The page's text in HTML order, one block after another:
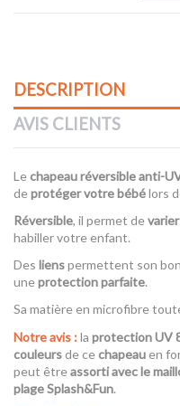
DESCRIPTION
AVIS CLIENTS
Le chapeau réversible anti-
deprotéger votre bébélors
Réversible, il permet de
habiller votre enfant.
Des lienspermettent son
uneprotection parfaite.
Sa matière en microfibre
Notre avis :la protection UV
couleursde ce chapeau en
peut êtreassorti avec le
plage Splash&Fun.